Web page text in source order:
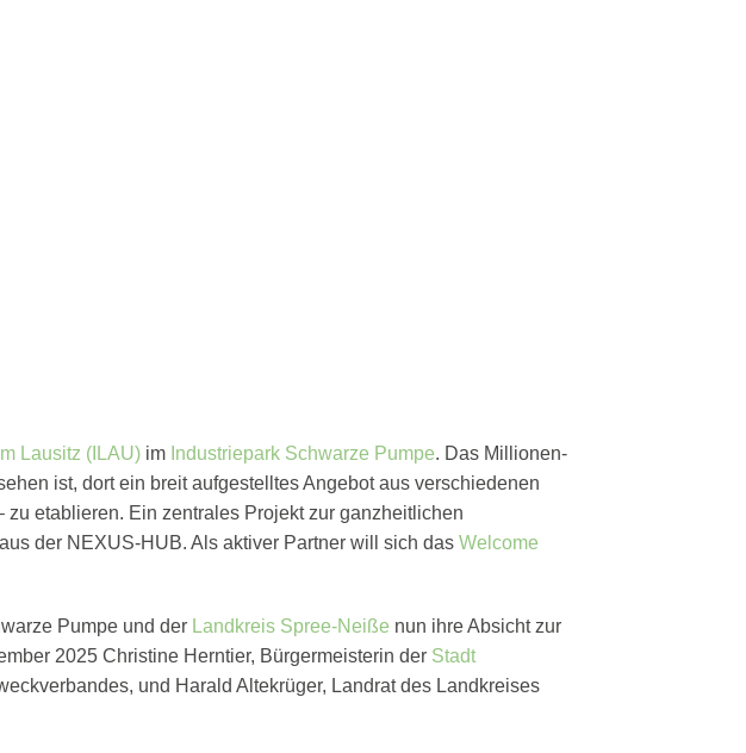
Lausitz (ILAU)im Industriepark Schwarze Pumpe. Das Millionen-
ist, dort ein breit aufgestelltes Angebot aus verschiedenen
etablieren. Ein zentrales Projekt zur ganzheitlichen
der NEXUS-HUB. Als aktiver Partner will sich das Welcome
Pumpe und der Landkreis Spree-Neiße nun ihre Absicht zur
2025 Christine Herntier, Bürgermeisterin der Stadt
und Harald Altekrüger, Landrat des Landkreises